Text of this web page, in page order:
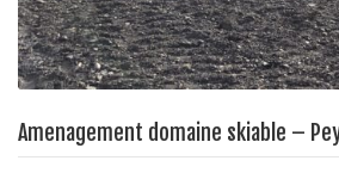
Amenagement domaine skiable –